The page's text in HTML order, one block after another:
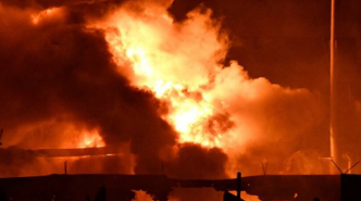
播客
《亚太报